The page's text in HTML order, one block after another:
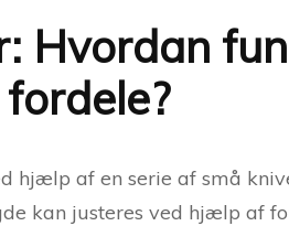
Hvordan
hjælp af en serie af små
kan justeres ved hjælp af